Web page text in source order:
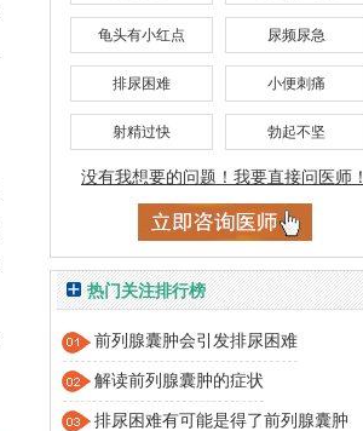
龟头有小红点 尿频尿急
排尿困难 小便刺痛
射精过快 勃起不坚
没有我想要的问题！我要直接问医师！
热门关注排行榜
前列腺囊肿会引发排尿困难
解读前列腺囊肿的症状
排尿困难有可能是得了前列腺囊肿